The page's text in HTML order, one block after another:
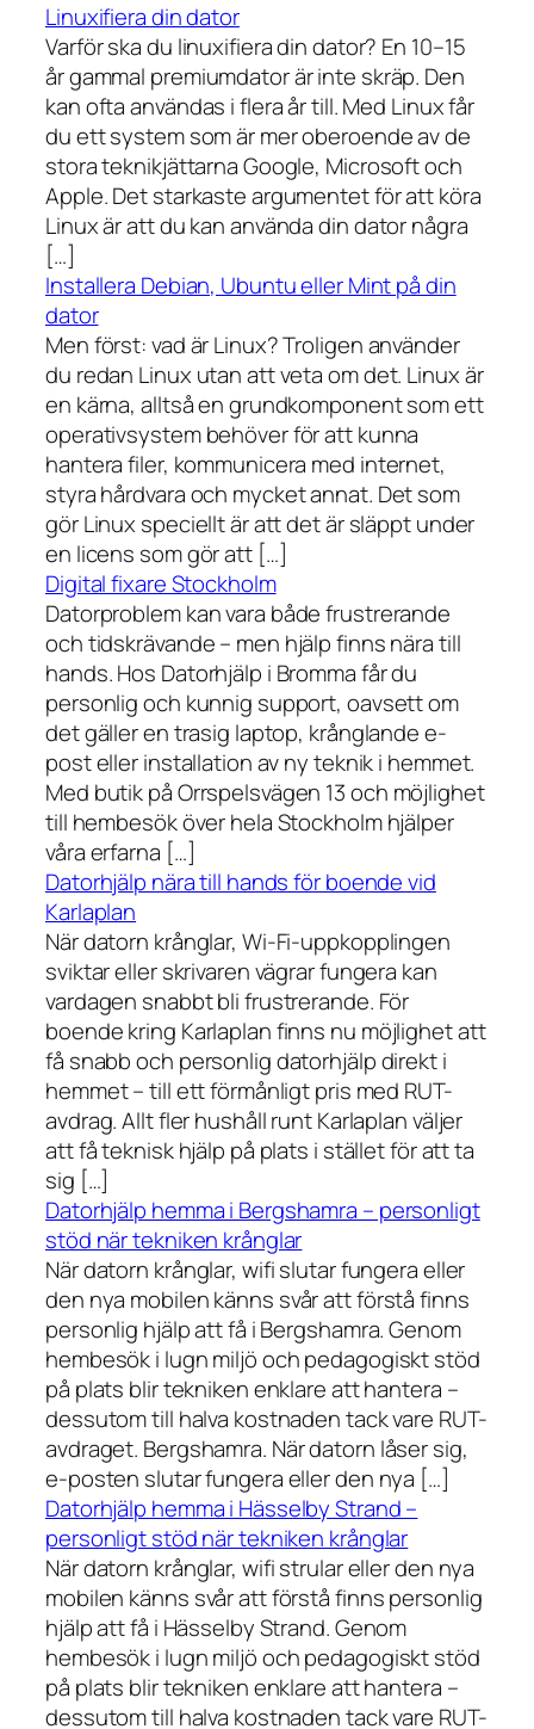
Linuxifiera din dator
Varför ska du linuxifiera din dator? En 10–15
år gammal premiumdator är inte skräp. Den
kan ofta användas i flera år till. Med Linux får
du ett system som är mer oberoende av de
stora teknikjättarna Google, Microsoft och
Apple. Det starkaste argumentet för att köra
Linux är att du kan använda din dator några
[…]
Installera Debian, Ubuntu eller Mint på din
dator
Men först: vad är Linux? Troligen använder
du redan Linux utan att veta om det. Linux är
en kärna, alltså en grundkomponent som ett
operativsystem behöver för att kunna
hantera filer, kommunicera med internet,
styra hårdvara och mycket annat. Det som
gör Linux speciellt är att det är släppt under
en licens som gör att […]
Digital fixare Stockholm
Datorproblem kan vara både frustrerande
och tidskrävande – men hjälp finns nära till
hands. Hos Datorhjälp i Bromma får du
personlig och kunnig support, oavsett om
det gäller en trasig laptop, krånglande e-
post eller installation av ny teknik i hemmet.
Med butik på Orrspelsvägen 13 och möjlighet
till hembesök över hela Stockholm hjälper
våra erfarna […]
Datorhjälp nära till hands för boende vid
Karlaplan
När datorn krånglar, Wi-Fi-uppkopplingen
sviktar eller skrivaren vägrar fungera kan
vardagen snabbt bli frustrerande. För
boende kring Karlaplan finns nu möjlighet att
få snabb och personlig datorhjälp direkt i
hemmet – till ett förmånligt pris med RUT-
avdrag. Allt fler hushåll runt Karlaplan väljer
att få teknisk hjälp på plats i stället för att ta
sig […]
Datorhjälp hemma i Bergshamra – personligt
stöd när tekniken krånglar
När datorn krånglar, wifi slutar fungera eller
den nya mobilen känns svår att förstå finns
personlig hjälp att få i Bergshamra. Genom
hembesök i lugn miljö och pedagogiskt stöd
på plats blir tekniken enklare att hantera –
dessutom till halva kostnaden tack vare RUT-
avdraget. Bergshamra. När datorn låser sig,
e-posten slutar fungera eller den nya […]
Datorhjälp hemma i Hässelby Strand –
personligt stöd när tekniken krånglar
När datorn krånglar, wifi strular eller den nya
mobilen känns svår att förstå finns personlig
hjälp att få i Hässelby Strand. Genom
hembesök i lugn miljö och pedagogiskt stöd
på plats blir tekniken enklare att hantera –
dessutom till halva kostnaden tack vare RUT-